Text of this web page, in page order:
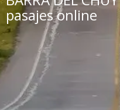
pasajes online